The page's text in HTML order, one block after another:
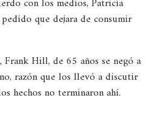
que dejara de consumir
Hill, de 65 años se negó a
razón que los llevó a discutir
hechos no terminaron ahí.